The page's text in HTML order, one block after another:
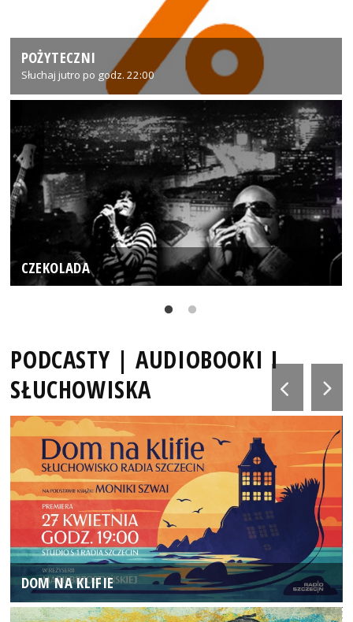
POŻYTECZNI
Słuchaj jutro po godz. 22:00
CZEKOLADA
PODCASTY | AUDIOBOOKI I
SŁUCHOWISKA
DOM NA KLIFIE